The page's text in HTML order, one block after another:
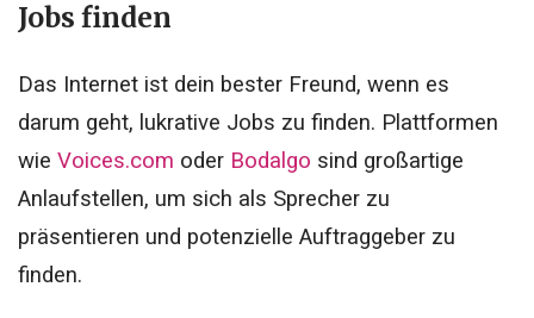
Jobs finden
Das Internet ist dein bester Freund, wenn es
darum geht, lukrative Jobs zu finden. Plattformen
wie Voices.com oder Bodalgo sind großartige
Anlaufstellen, um sich als Sprecher zu
präsentieren und potenzielle Auftraggeber zu
finden.